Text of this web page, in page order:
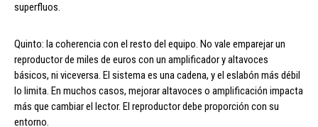
superfluos.
Quinto: la coherencia con el resto del equipo. No vale emparejar un
reproductor de miles de euros con un amplificador y altavoces
básicos, ni viceversa. El sistema es una cadena, y el eslabón más débil
lo limita. En muchos casos, mejorar altavoces o amplificación impacta
más que cambiar el lector. El reproductor debe proporción con su
entorno.